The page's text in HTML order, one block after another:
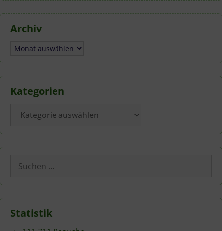
Archiv
Archiv
Kategorien
Kategorien
Suchen
nach:
Statistik